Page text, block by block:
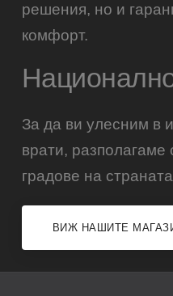
решения, но и
комфорт.
За да ви улесним в
врати, разполагаме
градове на
ВИЖ НАШИТЕ